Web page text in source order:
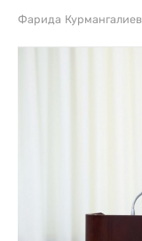
Фарида